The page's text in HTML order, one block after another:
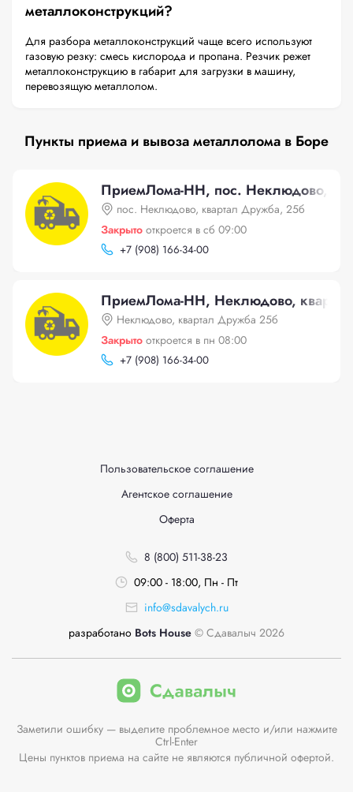
металлоконструкций?
Для разбора металлоконструкций чаще всего используют
газовую резку: смесь кислорода и пропана. Резчик режет
металлоконструкцию в габарит для загрузки в машину,
перевозящую металлолом.
Пункты приема и вывоза металлолома в Боре
ПриемЛома-НН, пос. Неклюдово,
пос. Неклюдово, квартал Дружба, 25б
Закрыто откроется в сб 09:00
+7 (908) 166-34-00
ПриемЛома-НН, Неклюдово,
Неклюдово, квартал Дружба 25б
Закрыто откроется в пн 08:00
+7 (908) 166-34-00
Пользовательское соглашение
Агентское соглашение
Оферта
8 (800) 511-38-23
09:00 - 18:00, Пн - Пт
info@sdavalych.ru
разработано Bots House © Сдавалыч 2026
Заметили ошибку — выделите проблемное место и/или нажмите
Ctrl-Enter
Цены пунктов приема на сайте не являются публичной офертой.